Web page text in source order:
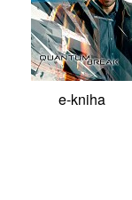
e-kniha